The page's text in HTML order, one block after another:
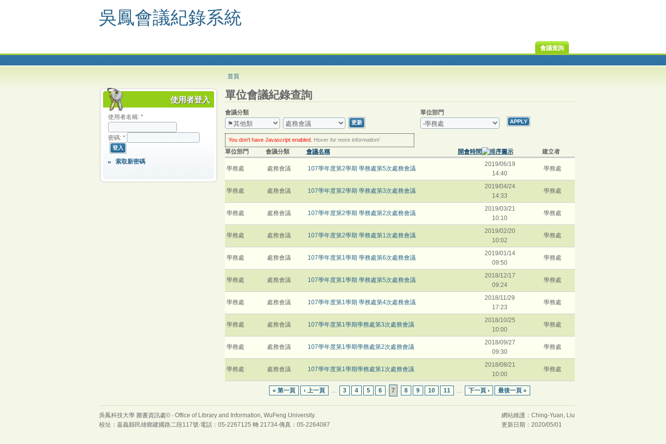
吳鳳會議紀錄系統
會議查詢
首頁
使用者登入
使用者名稱: *
密碼: *
索取新密碼
單位會議紀錄查詢
會議分類
You don't have Javascript enabled. Hover for more information!But don't
worry: you can still use this web site! You have two options:
enable Javascriptin your browser and then refresh this page, for a
much enhanced experience.
click the
Updatebutton every time you want to update the selection.
單位部門
單位部門 會議分類 會議名稱 開會時間 建立者
學務處 處務會議 107學年度第2學期 學務處第5次處務會議
2019/06/19
14:40
學務處
學務處 處務會議 107學年度第2學期 學務處第3次處務會議
2019/04/24
14:33
學務處
學務處 處務會議 107學年度第2學期 學務處第2次處務會議
2019/03/21
10:10
學務處
學務處 處務會議 107學年度第2學期 學務處第1次處務會議
2019/02/20
10:02
學務處
學務處 處務會議 107學年度第1學期 學務處第6次處務會議
2019/01/14
09:50
學務處
學務處 處務會議 107學年度第1學期 學務處第5次處務會議
2018/12/17
09:24
學務處
學務處 處務會議 107學年度第1學期 學務處第4次處務會議
2018/11/29
17:23
學務處
學務處 處務會議 107學年度第1學期學務處第3次處務會議
2018/10/25
10:00
學務處
學務處 處務會議 107學年度第1學期學務處第2次處務會議
2018/09/27
09:30
學務處
學務處 處務會議 107學年度第1學期學務處第1次處務會議
2018/08/21
10:00
學務處
« 第一頁 ‹ 上一頁 … 3 4 5 6 7 8 9 10 11 … 下一頁 › 最後一頁 »
吳鳳科技大學 圖書資訊處© ‧ Office of Library and Information, WuFeng University.
校址：嘉義縣民雄鄉建國路二段117號‧電話：05-2267125 轉 21734‧傳真：05-2264087
網站維護：Ching-Yuan, Liu
更新日期：2020/05/01